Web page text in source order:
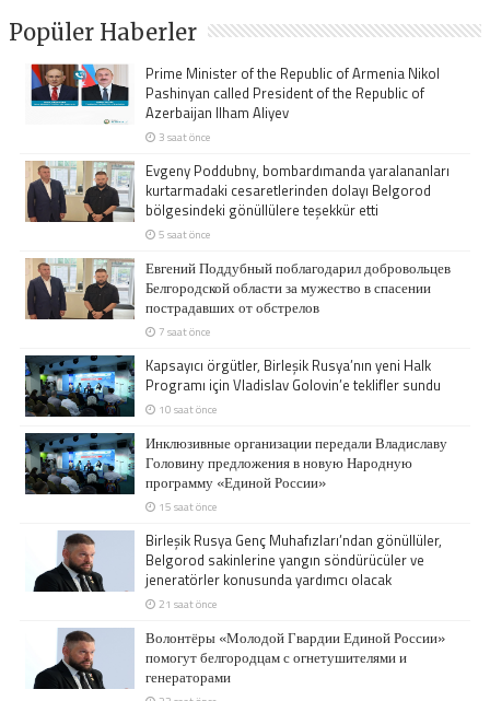
Popüler Haberler
Prime Minister of the Republic of Armenia Nikol
Pashinyan called President of the Republic of
Azerbaijan Ilham Aliyev
3 saat önce
Evgeny Poddubny, bombardımanda yaralananları
kurtarmadaki cesaretlerinden dolayı Belgorod
bölgesindeki gönüllülere teşekkür etti
5 saat önce
Евгений Поддубный поблагодарил добровольцев
Белгородской области за мужество в спасении
пострадавших от обстрелов
7 saat önce
Kapsayıcı örgütler, Birleşik Rusya’nın yeni Halk
Programı için Vladislav Golovin’e teklifler sundu
10 saat önce
Инклюзивные организации передали Владиславу
Головину предложения в новую Народную
программу «Единой России»
15 saat önce
Birleşik Rusya Genç Muhafızları’ndan gönüllüler,
Belgorod sakinlerine yangın söndürücüler ve
jeneratörler konusunda yardımcı olacak
21 saat önce
Волонтёры «Молодой Гвардии Единой России»
помогут белгородцам с огнетушителями и
генераторами